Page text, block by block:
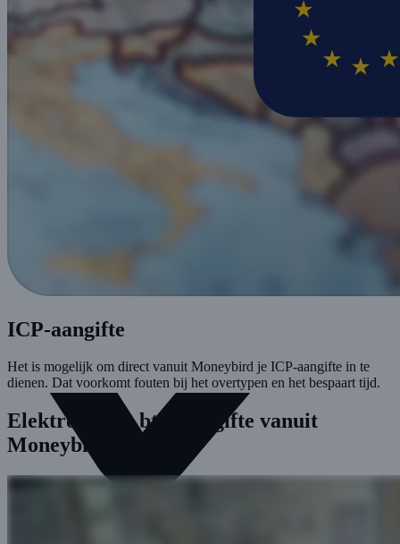
ICP-aangifte
Het is mogelijk om direct vanuit Moneybird je ICP-aangifte in te
dienen. Dat voorkomt fouten bij het overtypen en het bespaart tijd.
Elektronische btw-aangifte vanuit
Moneybird